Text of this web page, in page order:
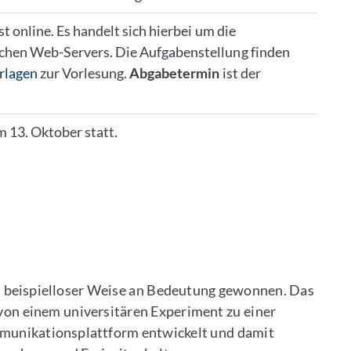
online. Es handelt sich hierbei um die
Web-Servers. Die Aufgabenstellung finden
zur Vorlesung.Abgabetermin ist der
13. Oktober statt.
Weise an Bedeutung gewonnen. Das
einem universitären Experiment zu einer
entwickelt und damit